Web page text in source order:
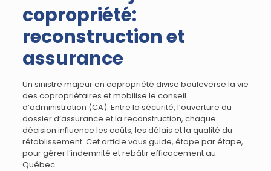
copropriété:
reconstruction et
assurance
Un sinistre majeur en copropriété divise bouleverse la vie
des copropriétaires et mobilise le conseil
d’administration (CA). Entre la sécurité, l’ouverture du
dossier d’assurance et la reconstruction, chaque
décision influence les coûts, les délais et la qualité du
rétablissement. Cet article vous guide, étape par étape,
pour gérer l’indemnité et rebâtir efficacement au
Québec.